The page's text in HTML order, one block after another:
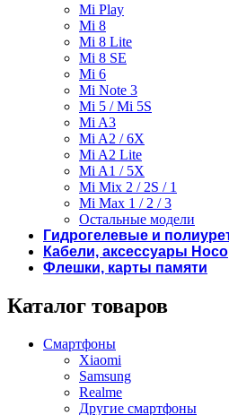
Mi Play
Mi 8
Mi 8 Lite
Mi 8 SE
Mi 6
Mi Note 3
Mi 5 / Mi 5S
Mi A3
Mi A2 / 6X
Mi A2 Lite
Mi A1 / 5X
Mi Mix 2 / 2S / 1
Mi Max 1 / 2 / 3
Остальные модели
Гидрогелевые и
Кабели, аксессуары Hoco
Флешки, карты памяти
Каталог товаров
Смартфоны
Xiaomi
Samsung
Realme
Другие смартфоны